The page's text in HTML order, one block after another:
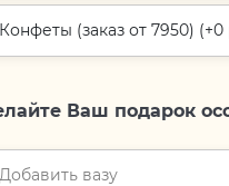
Конфеты (заказ от 7950) (+0
Ваш подарок
Добавить вазу